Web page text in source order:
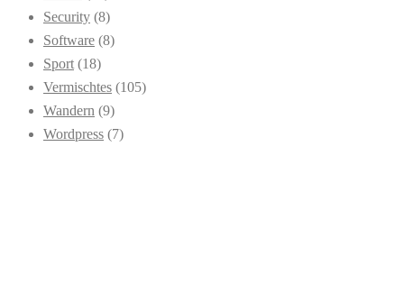
Security (8)
Software (8)
Sport (18)
Vermischtes (105)
Wandern (9)
Wordpress (7)